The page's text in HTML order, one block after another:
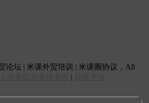
论坛 | 米课外贸培训 | 米课圈协议，All
|